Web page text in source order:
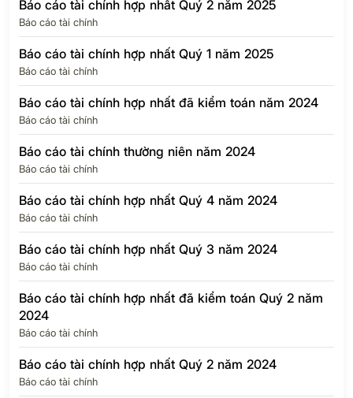
Báo cáo tài chính hợp nhất Quý 2 năm 2025
Báo cáo tài chính
Báo cáo tài chính hợp nhất Quý 1 năm 2025
Báo cáo tài chính
Báo cáo tài chính hợp nhất đã kiểm toán năm 2024
Báo cáo tài chính
Báo cáo tài chính thường niên năm 2024
Báo cáo tài chính
Báo cáo tài chính hợp nhất Quý 4 năm 2024
Báo cáo tài chính
Báo cáo tài chính hợp nhất Quý 3 năm 2024
Báo cáo tài chính
Báo cáo tài chính hợp nhất đã kiểm toán Quý 2 năm
2024
Báo cáo tài chính
Báo cáo tài chính hợp nhất Quý 2 năm 2024
Báo cáo tài chính